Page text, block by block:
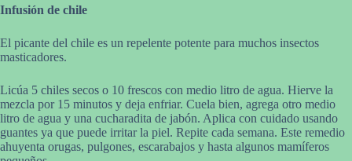
Infusión de chile
El picante del chile es un repelente potente para muchos insectos
masticadores.
Licúa 5 chiles secos o 10 frescos con medio litro de agua. Hierve la
mezcla por 15 minutos y deja enfriar. Cuela bien, agrega otro medio
litro de agua y una cucharadita de jabón. Aplica con cuidado usando
guantes ya que puede irritar la piel. Repite cada semana. Este remedio
ahuyenta orugas, pulgones, escarabajos y hasta algunos mamíferos